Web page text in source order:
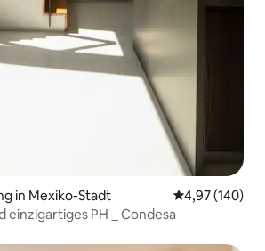
in Mexiko-Stadt
4,97 (140)
einzigartiges PH _ Condesa